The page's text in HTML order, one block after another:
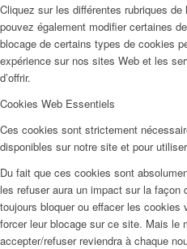
Cliquez sur les différentes rubriques
pouvez également modifier certaines
blocage de certains types de cookies
expérience sur nos sites Web et les
d’offrir.
Cookies Web Essentiels
Ces cookies sont strictement
disponibles sur notre site et pour
Du fait que ces cookies sont
les refuser aura un impact sur la façon
toujours bloquer ou effacer les
forcer leur blocage sur ce site. Mais le
accepter/refuser reviendra à chaque